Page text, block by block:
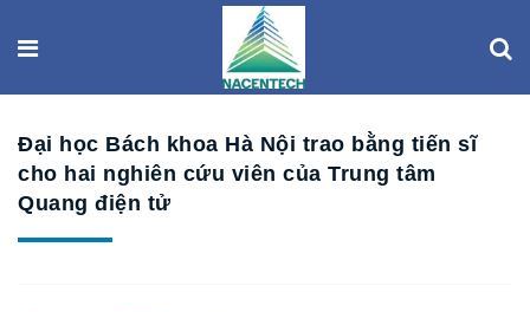
Đại học Bách khoa Hà Nội trao bằng tiến sĩ
cho hai nghiên cứu viên của Trung tâm
Quang điện tử